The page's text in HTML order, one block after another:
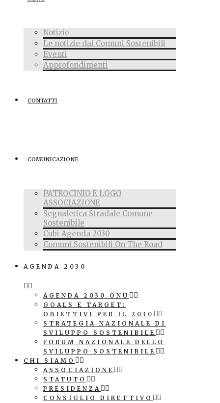
Notizie
Le notizie dai Comuni Sostenibili
Eventi
Approfondimenti
CONTATTI
COMUNICAZIONE
PATROCINIO E LOGO
ASSOCIAZIONE
Segnaletica Stradale Comune
Sostenibile
Cubi Agenda 2030
Comuni Sostenibili On The Road
AGENDA 2030
AGENDA 2030 ONU
GOALS E TARGET:
OBIETTIVI PER IL 2030
STRATEGIA NAZIONALE DI
SVILUPPO SOSTENIBILE
FORUM NAZIONALE DELLO
SVILUPPO SOSTENIBILE
CHI SIAMO
ASSOCIAZIONE
STATUTO
PRESIDENZA
CONSIGLIO DIRETTIVO